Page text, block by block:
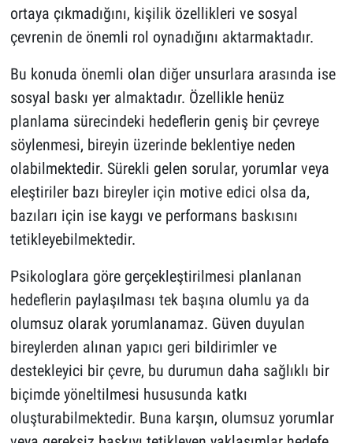
ortaya çıkmadığını, kişilik özellikleri ve sosyal
çevrenin de önemli rol oynadığını aktarmaktadır.
Bu konuda önemli olan diğer unsurlara arasında ise
sosyal baskı yer almaktadır. Özellikle henüz
planlama sürecindeki hedeflerin geniş bir çevreye
söylenmesi, bireyin üzerinde beklentiye neden
olabilmektedir. Sürekli gelen sorular, yorumlar veya
eleştiriler bazı bireyler için motive edici olsa da,
bazıları için ise kaygı ve performans baskısını
tetikleyebilmektedir.
Psikologlara göre gerçekleştirilmesi planlanan
hedeflerin paylaşılması tek başına olumlu ya da
olumsuz olarak yorumlanamaz. Güven duyulan
bireylerden alınan yapıcı geri bildirimler ve
destekleyici bir çevre, bu durumun daha sağlıklı bir
biçimde yöneltilmesi hususunda katkı
oluşturabilmektedir. Buna karşın, olumsuz yorumlar